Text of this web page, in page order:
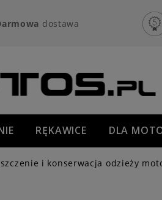
dostawa
RĘKAWICE DLA
PROMOCJE
i konserwacja odzieży